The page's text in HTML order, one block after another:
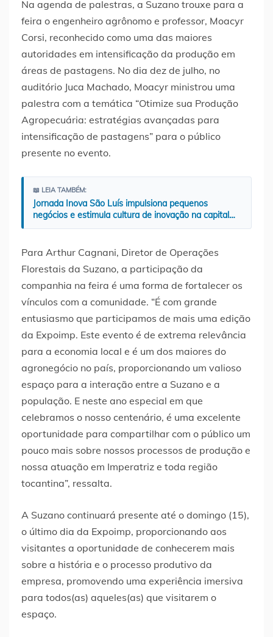
Na agenda de palestras, a Suzano trouxe para a
feira o engenheiro agrônomo e professor, Moacyr
Corsi, reconhecido como uma das maiores
autoridades em intensificação da produção em
áreas de pastagens. No dia dez de julho, no
auditório Juca Machado, Moacyr ministrou uma
palestra com a temática “Otimize sua Produção
Agropecuária: estratégias avançadas para
intensificação de pastagens” para o público
presente no evento.
📖 LEIA TAMBÉM:
Jornada Inova São Luís impulsiona pequenos
negócios e estimula cultura de inovação na capital…
Para Arthur Cagnani, Diretor de Operações
Florestais da Suzano, a participação da
companhia na feira é uma forma de fortalecer os
vínculos com a comunidade. “É com grande
entusiasmo que participamos de mais uma edição
da Expoimp. Este evento é de extrema relevância
para a economia local e é um dos maiores do
agronegócio no país, proporcionando um valioso
espaço para a interação entre a Suzano e a
população. E neste ano especial em que
celebramos o nosso centenário, é uma excelente
oportunidade para compartilhar com o público um
pouco mais sobre nossos processos de produção e
nossa atuação em Imperatriz e toda região
tocantina”, ressalta.
A Suzano continuará presente até o domingo (15),
o último dia da Expoimp, proporcionando aos
visitantes a oportunidade de conhecerem mais
sobre a história e o processo produtivo da
empresa, promovendo uma experiência imersiva
para todos(as) aqueles(as) que visitarem o
espaço.